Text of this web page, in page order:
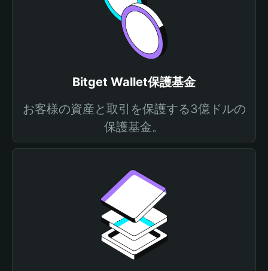
Bitget Wallet保護基金
お客様の資産と取引を保護する3億ドルの
保護基金。